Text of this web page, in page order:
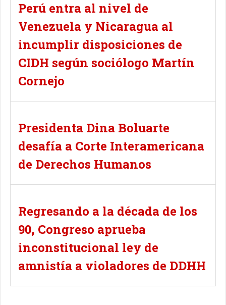
Perú entra al nivel de
Venezuela y Nicaragua al
incumplir disposiciones de
CIDH según sociólogo Martín
Cornejo
Presidenta Dina Boluarte
desafía a Corte Interamericana
de Derechos Humanos
Regresando a la década de los
90, Congreso aprueba
inconstitucional ley de
amnistía a violadores de DDHH